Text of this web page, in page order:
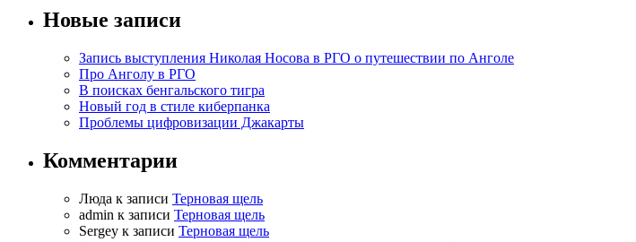
Новые записи
Запись выступления Николая Носова в РГО о путешествии по Анголе
Про Анголу в РГО
В поисках бенгальского тигра
Новый год в стиле киберпанка
Проблемы цифровизации Джакарты
Комментарии
Люда к записи Терновая щель
admin к записи Терновая щель
Sergey к записи Терновая щель